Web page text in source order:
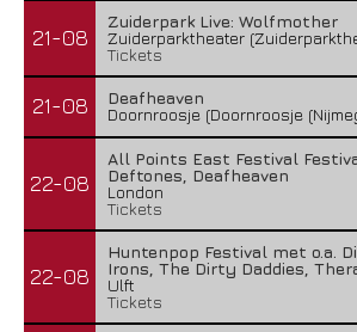
21-08
Zuiderpark Live: Wolfmother
Zuiderparktheater
Tickets
21-08
Deafheaven
Doornroosje (Doornroosje
22-08
All Points East Festival
Deftones, Deafheaven
London
Tickets
22-08
Huntenpop Festival met o.a.
Irons, The Dirty Daddies,
Ulft
Tickets